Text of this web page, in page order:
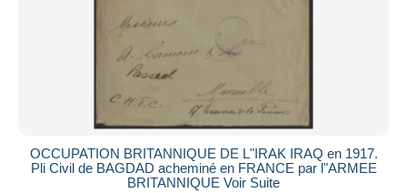
OCCUPATION BRITANNIQUE DE L"IRAK IRAQ en 1917.
Pli Civil de BAGDAD acheminé en FRANCE par l"ARMEE
BRITANNIQUE Voir Suite